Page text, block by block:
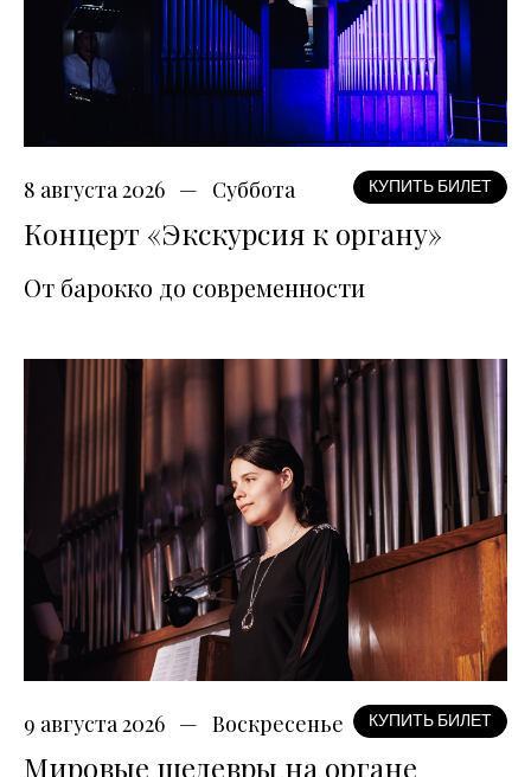
8 августа 2026 Суббота КУПИТЬ БИЛЕТ
Концерт «Экскурсия к органу»
От барокко до современности
9 августа 2026 Воскресенье КУПИТЬ БИЛЕТ
Мировые шедевры на органе